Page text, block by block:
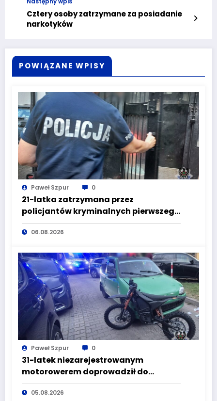
Cztery osoby zatrzymane za posiadanie
narkotyków
POWIĄZANE WPISY
Paweł Szpur 0
21-latka zatrzymana przez
policjantów kryminalnych pierwszego
komisariatu za kradzieże sklepowe
06.08.2026
Paweł Szpur 0
31-latek niezarejestrowanym
motorowerem doprowadził do
wypadku będąc pod wpływem
alkoholu
05.08.2026